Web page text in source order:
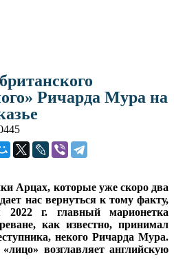
Ричарда Мура на
Арцах, которые уже скоро два
нас вернуться к тому факту,
2022 г. главный марионетка
как известно, принимал
некого Ричарда Мура.
возглавляет английскую